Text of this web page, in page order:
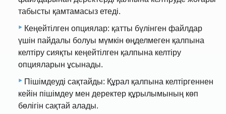
табысты қамтамасыз етеді.
Кеңейтілген опциялар: қатты бүлінген файлдар
үшін пайдалы болуы мүмкін өңделмеген қалпына
келтіру сияқты кеңейтілген қалпына келтіру
опцияларын ұсынады.
Пішімдеуді сақтайды: Құрал қалпына келтіргеннен
кейін пішімдеу мен деректер құрылымының көп
бөлігін сақтай алады.